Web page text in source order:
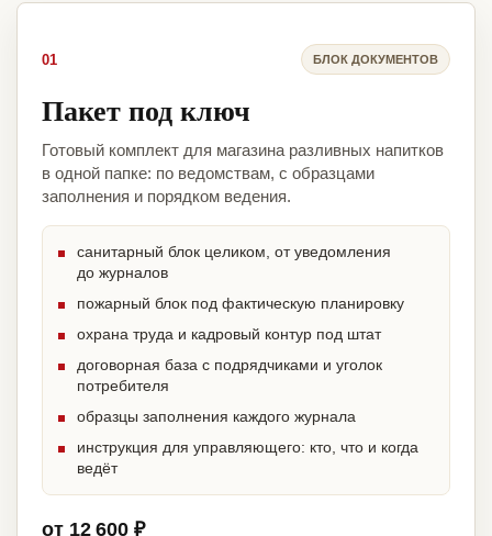
01 БЛОК ДОКУМЕНТОВ
Пакет под ключ
Готовый комплект для магазина разливных напитков
в одной папке: по ведомствам, с образцами
заполнения и порядком ведения.
санитарный блок целиком, от уведомления
до журналов
пожарный блок под фактическую планировку
охрана труда и кадровый контур под штат
договорная база с подрядчиками и уголок
потребителя
образцы заполнения каждого журнала
инструкция для управляющего: кто, что и когда
ведёт
от 12 600 ₽